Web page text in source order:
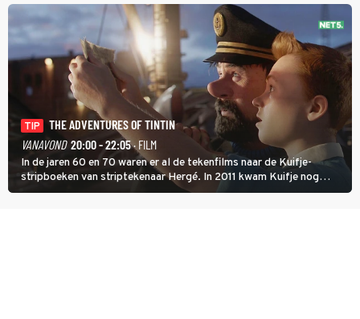
TIP
THE ADVENTURES OF TINTIN
VANAVOND 20:00 - 22:05· FILM
In de jaren 60 en 70 waren er al de tekenfilms naar de Kuifje-
stripboeken van striptekenaar Hergé. In 2011 kwam Kuifje nog
meer tot leven in The Adventures of Tintin van Steven Spielberg.